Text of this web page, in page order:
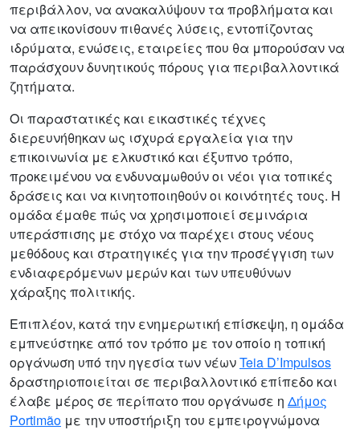
περιβάλλον, να ανακαλύψουν τα προβλήματα και
να απεικονίσουν πιθανές λύσεις, εντοπίζοντας
ιδρύματα, ενώσεις, εταιρείες που θα μπορούσαν να
παράσχουν δυνητικούς πόρους για περιβαλλοντικά
ζητήματα.
Οι παραστατικές και εικαστικές τέχνες
διερευνήθηκαν ως ισχυρά εργαλεία για την
επικοινωνία με ελκυστικό και έξυπνο τρόπο,
προκειμένου να ενδυναμωθούν οι νέοι για τοπικές
δράσεις και να κινητοποιηθούν οι κοινότητές τους. Η
ομάδα έμαθε πώς να χρησιμοποιεί σεμινάρια
υπεράσπισης με στόχο να παρέχει στους νέους
μεθόδους και στρατηγικές για την προσέγγιση των
ενδιαφερόμενων μερών και των υπευθύνων
χάραξης πολιτικής.
Επιπλέον, κατά την ενημερωτική επίσκεψη, η ομάδα
εμπνεύστηκε από τον τρόπο με τον οποίο η τοπική
οργάνωση υπό την ηγεσία των νέωνTeia D’Impulsos
δραστηριοποιείται σε περιβαλλοντικό επίπεδο και
έλαβε μέρος σε περίπατο που οργάνωσε η Δήμος
Portimão με την υποστήριξη του εμπειρογνώμονα